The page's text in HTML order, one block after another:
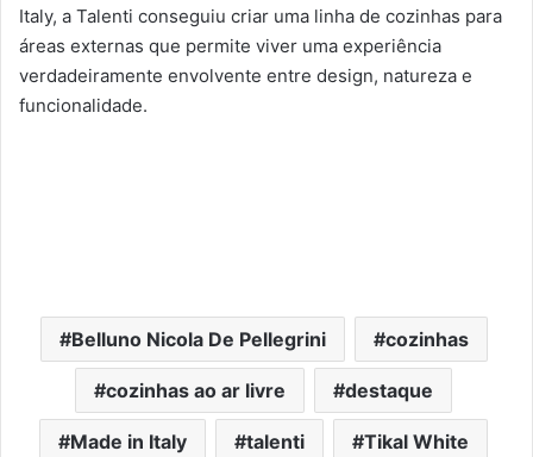
Italy, a Talenti conseguiu criar uma linha de cozinhas para
áreas externas que permite viver uma experiência
verdadeiramente envolvente entre design, natureza e
funcionalidade.
Belluno Nicola De Pellegrini cozinhas
cozinhas ao ar livre destaque
Made in Italy talenti Tikal White